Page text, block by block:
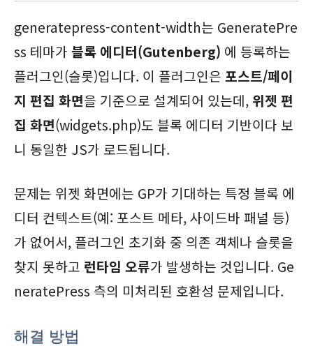
generatepress-content-width는 GeneratePre
ss 테마가 블록 에디터(Gutenberg) 에 등록하는
플러그인(슬롯)입니다. 이 플러그인은 포스트/페이
지 편집 화면을 기준으로 설계되어 있는데, 위젯 편
집 화면(widgets.php)도 블록 에디터 기반이다 보
니 동일한 JS가 로드됩니다.
문제는 위젯 화면에는 GP가 기대하는 특정 블록 에
디터 컨텍스트(예: 포스트 메타, 사이드바 패널 등)
가 없어서, 플러그인 초기화 중 의존 객체나 슬롯을
찾지 못하고 런타임 오류가 발생하는 것입니다. Ge
neratePress 측의 미처리된 호환성 문제입니다.
해결 방법